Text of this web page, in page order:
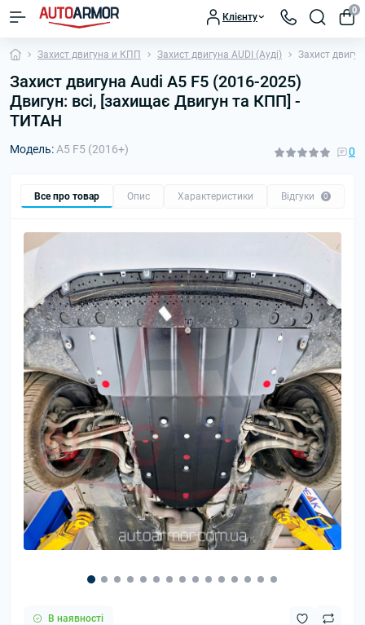
Клієнту
0
Захист двигуна и КПП Захист двигуна AUDI (Ауді) Захист
Захист двигуна Audi A5 F5 (2016-2025)
Двигун: всі, [захищає Двигун та КПП] -
ТИТАН
Модель: A5 F5 (2016+) 0
Все про товар Опис Характеристики Відгуки 0
В наявності